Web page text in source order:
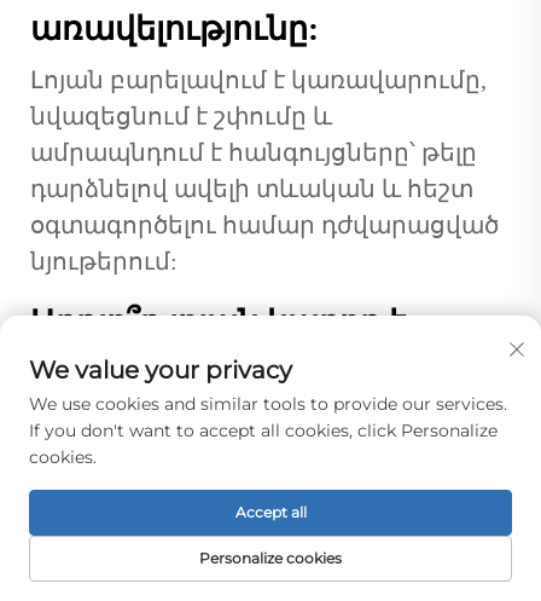
առավելությունը:
Լոյան բարելավում է կառավարումը,
նվազեցնում է շփումը և
ամրապնդում է հանգույցները՝ թելը
դարձնելով ավելի տևական և հեշտ
օգտագործելու համար դժվարացված
նյութերում:
Արդյո՞ք լոյան կարող է
պոլիէսթեր թելը ջրակայուն
դարձնել:
Չնայած այն թելը լրիվ ջրակայուն չի
դարձնում, լոյան ավելացնում է
խորանքի դիմադրությունը,
դարձնելով այն իդեալական
We value your privacy
We use cookies and similar tools to provide our services.
If you don't want to accept all cookies, click Personalize
cookies.
Personalize cookies
Accept all